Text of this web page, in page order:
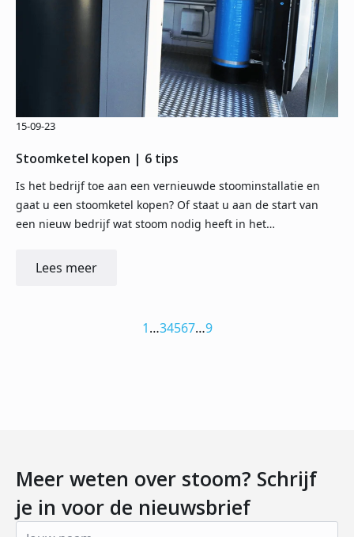
Stoomketel kopen | 6 tips
15-09-23
Is het bedrijf toe aan een vernieuwde stoominstallatie en
gaat u een stoomketel kopen? Of staat u aan de start van
een nieuw bedrijf wat stoom nodig heeft in het…
Lees meer
1…34567…9
Meer weten over stoom? Schrijf
je in voor de nieuwsbrief